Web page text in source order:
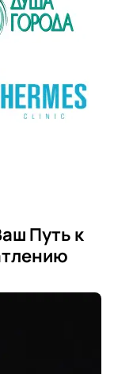
Путь к